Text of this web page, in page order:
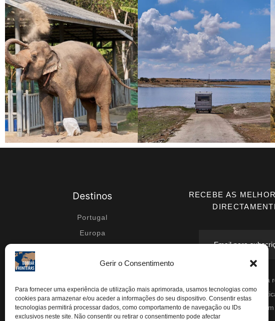
Gerir o Consentimento
Para fornecer uma experiência de utilização mais aprimorada, usamos tecnologias como
cookies para armazenar e/ou aceder a informações do seu dispositivo. Consentir estas
tecnologias permitirá processar dados, como comportamento de navegação ou IDs
exclusivos neste site. Não consentir ou retirar o consentimento pode afectar
Destinos
Portugal
Europa
África
RECEBE AS
Concordo que seja
segundo a vossa
posteriormente